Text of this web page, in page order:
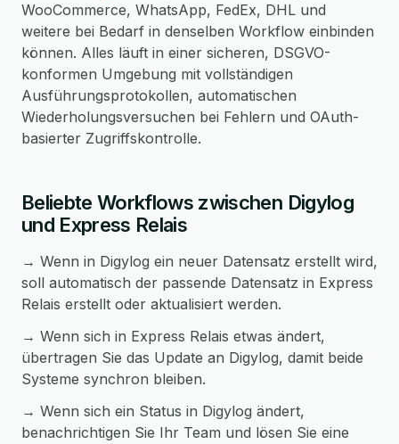
WooCommerce, WhatsApp, FedEx, DHL und
weitere bei Bedarf in denselben Workflow einbinden
können. Alles läuft in einer sicheren, DSGVO-
konformen Umgebung mit vollständigen
Ausführungsprotokollen, automatischen
Wiederholungsversuchen bei Fehlern und OAuth-
basierter Zugriffskontrolle.
Beliebte Workflows zwischen Digylog
und Express Relais
→ Wenn in Digylog ein neuer Datensatz erstellt wird,
soll automatisch der passende Datensatz in Express
Relais erstellt oder aktualisiert werden.
→ Wenn sich in Express Relais etwas ändert,
übertragen Sie das Update an Digylog, damit beide
Systeme synchron bleiben.
→ Wenn sich ein Status in Digylog ändert,
benachrichtigen Sie Ihr Team und lösen Sie eine